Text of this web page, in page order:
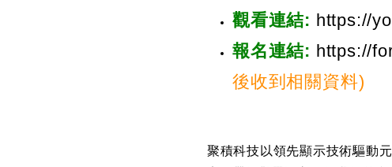
觀看連結: https://
報名連結: https://
後收到相關資料)
聚積科技以領先顯示技術驅動